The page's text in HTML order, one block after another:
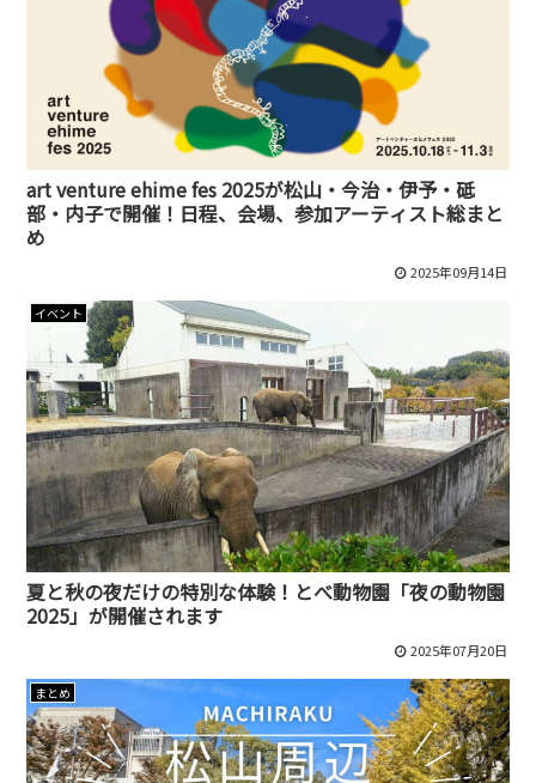
art venture ehime fes 2025が松山・今治・伊予・砥
部・内子で開催！日程、会場、参加アーティスト総まと
め
2025年09月14日
イベント
夏と秋の夜だけの特別な体験！とべ動物園「夜の動物園
2025」が開催されます
2025年07月20日
まとめ